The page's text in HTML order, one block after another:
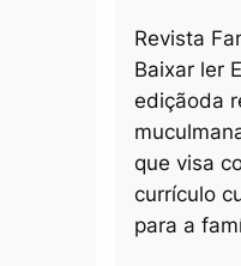
Revista
Baixar ler
ediçãoda
que visa
currículo
para a